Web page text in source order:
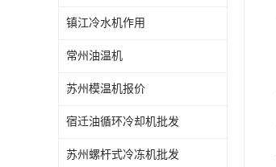
镇江冷水机作用
常州油温机
苏州模温机报价
宿迁油循环冷却机批发
苏州螺杆式冷冻机批发